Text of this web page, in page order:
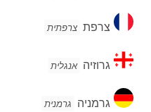
צרפת
צרפת צרפתית
גרוזיה
גרוזיה אנגלית
גרמניה
גרמניה גרמנית